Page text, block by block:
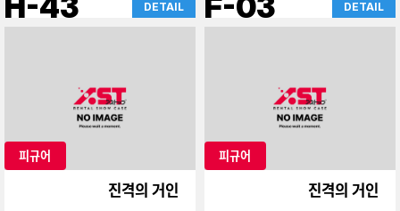
DETAIL DETAIL
피규어
진격의 거인
피규어
진격의 거인